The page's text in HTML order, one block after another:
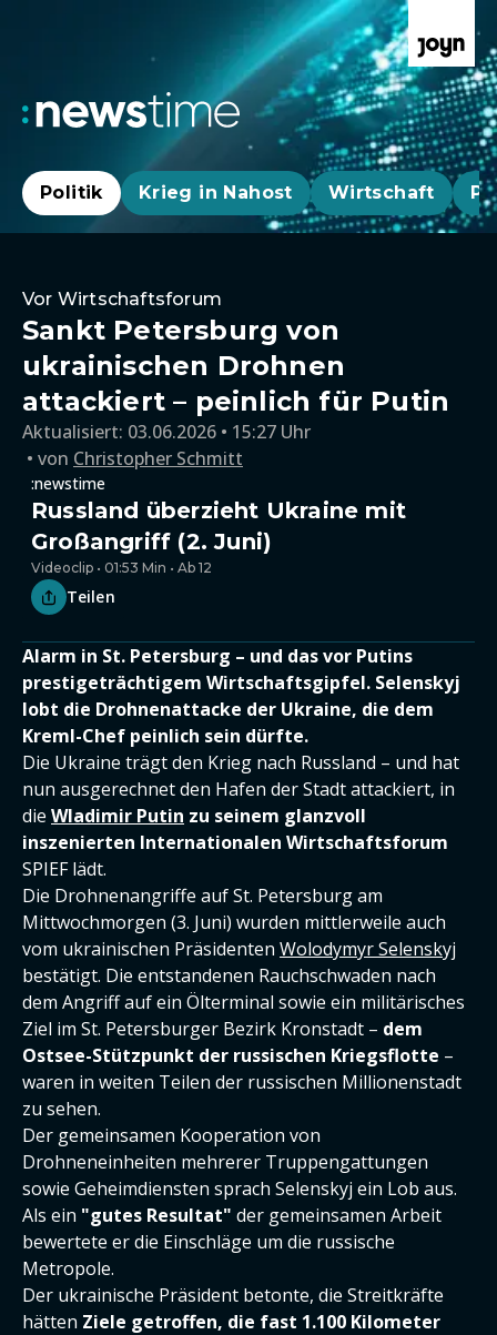
Politik Krieg in Nahost Wirtschaft
Vor Wirtschaftsforum
Sankt Petersburg von
ukrainischen Drohnen
attackiert – peinlich für Putin
Aktualisiert: 03.06.2026 • 15:27 Uhr
von Christopher Schmitt
:newstime
Russland überzieht Ukraine mit
Großangriff (2. Juni)
Videoclip • 01:53 Min • Ab 12
Teilen
Alarm in St. Petersburg – und das vor Putins
prestigeträchtigem Wirtschaftsgipfel. Selenskyj
lobt die Drohnenattacke der Ukraine, die dem
Kreml-Chef peinlich sein dürfte.
Die Ukraine trägt den Krieg nach Russland – und hat
nun ausgerechnet den Hafen der Stadt attackiert, in
die Wladimir Putin zu seinem glanzvoll
inszenierten Internationalen Wirtschaftsforum
SPIEF lädt.
Die Drohnenangriffe auf St. Petersburg am
Mittwochmorgen (3. Juni) wurden mittlerweile auch
vom ukrainischen Präsidenten Wolodymyr Selenskyj
bestätigt. Die entstandenen Rauchschwaden nach
dem Angriff auf ein Ölterminal sowie ein militärisches
Ziel im St. Petersburger Bezirk Kronstadt – dem
Ostsee-Stützpunkt der russischen Kriegsflotte –
waren in weiten Teilen der russischen Millionenstadt
zu sehen.
Der gemeinsamen Kooperation von
Drohneneinheiten mehrerer Truppengattungen
sowie Geheimdiensten sprach Selenskyj ein Lob aus.
Als ein "gutes Resultat" der gemeinsamen Arbeit
bewertete er die Einschläge um die russische
Metropole.
Der ukrainische Präsident betonte, die Streitkräfte
hätten Ziele getroffen, die fast 1.100 Kilometer